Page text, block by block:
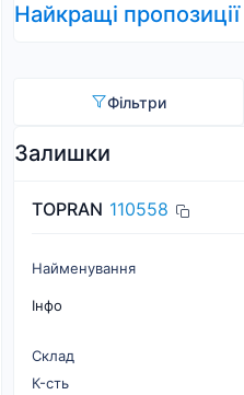
Найкращі пропозиції
Фільтри
Залишки
TOPRAN 110558
Найменування
Інфо
Склад
К-cть